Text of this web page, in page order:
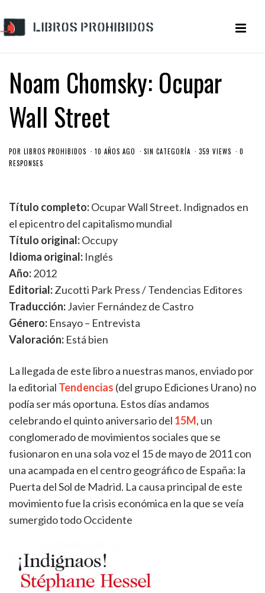
Noam Chomsky: Ocupar
Wall Street
POR LIBROS PROHIBIDOS 10 AÑOS AGO SIN CATEGORÍA 359 VIEWS
0
RESPONSES
Título completo:Ocupar Wall Street. Indignados en
el epicentro del capitalismo mundial
Título original:Occupy
Idioma original: Inglés
Año:2012
Editorial:Zucotti Park Press / Tendencias Editores
Traducción:Javier Fernández de Castro
Género: Ensayo – Entrevista
Valoración: Está bien
La llegada de este libro a nuestras manos, enviado por
la editorial Tendencias (del grupo Ediciones Urano) no
podía ser más oportuna. Estos días andamos
celebrando el quinto aniversario del 15M, un
conglomerado de movimientos sociales que se
fusionaron en una sola voz el 15 de mayo de 2011 con
una acampada en el centro geográfico de España: la
Puerta del Sol de Madrid. La causa principal de este
movimiento fue la crisis económica en la que se veía
sumergido todo Occidente